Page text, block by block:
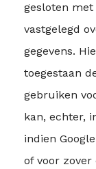
Waar ben je
gesloten met
vastgelegd
gegevens.
toegestaan
gebruiken
kan, echter,
indien
of voor